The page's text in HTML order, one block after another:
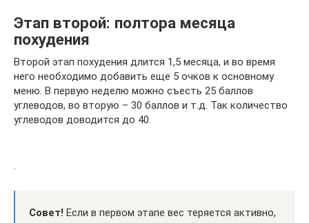
Этап второй: полтора месяца
похудения
Второй этап похудения длится 1,5 месяца, и во время
него необходимо добавить еще 5 очков к основному
меню. В первую неделю можно съесть 25 баллов
углеводов, во вторую – 30 баллов и т.д. Так количество
углеводов доводится до 40.
.
Совет! Если в первом этапе вес теряется активно,